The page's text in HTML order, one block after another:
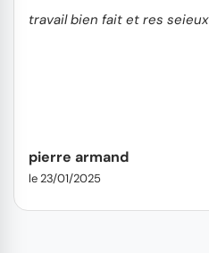
travail bien fait et res seieux
pierre armand
le 23/01/2025